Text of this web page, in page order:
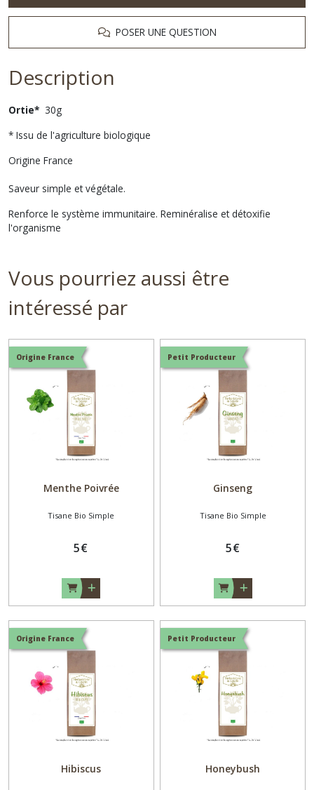
POSER UNE QUESTION
Description
Ortie* 30g
* Issu de l'agriculture biologique
Origine France
Saveur simple et végétale.
Renforce le système immunitaire. Reminéralise et détoxifie
l'organisme
Vous pourriez aussi être
intéressé par
Origine France
Menthe Poivrée
Tisane Bio Simple
5€
Petit Producteur
Ginseng
Tisane Bio Simple
5€
Origine France
Hibiscus
Petit Producteur
Honeybush